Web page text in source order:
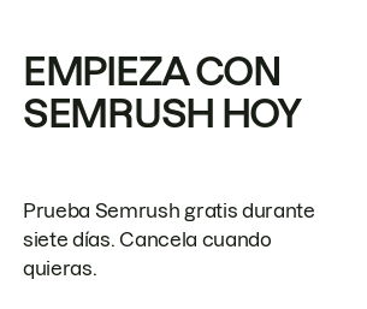
EMPIEZA CON
SEMRUSH HOY
Prueba Semrush gratis durante
siete días. Cancela cuando
quieras.